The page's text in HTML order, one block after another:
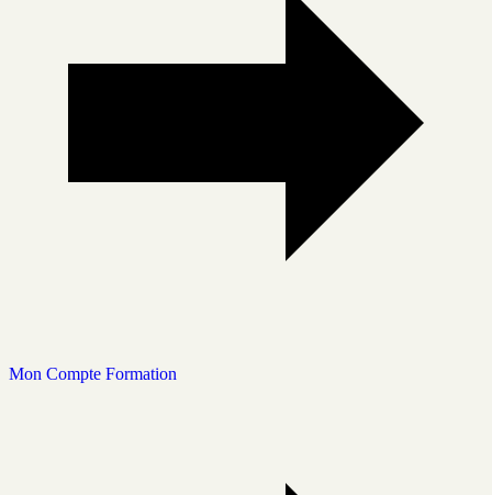
Mon Compte Formation